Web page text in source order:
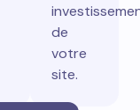
de
votre
site.